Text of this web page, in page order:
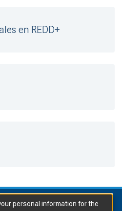
en REDD+
personal information for the